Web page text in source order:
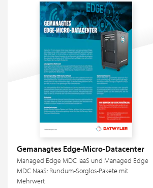
Gemanagtes Edge-Micro-Datacenter
Managed Edge MDC IaaS und Managed Edge
MDC NaaS: Rundum-Sorglos-Pakete mit
Mehrwert